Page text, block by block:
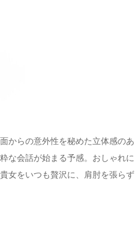
からの意外性を秘めた立体感のあ
な会話が始まる予感。おしゃれに
女をいつも贅沢に、肩肘を張らず